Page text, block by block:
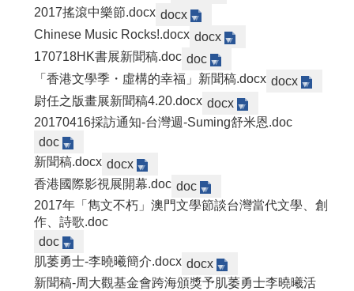
2017搖滾中樂節.docx docx
Chinese Music Rocks!.docx docx
170718HK書展新聞稿.doc doc
「香港文學季・虛構的幸福」新聞稿.docx docx
尉任之版畫展新聞稿4.20.docx docx
20170416採訪通知-台灣週-Suming舒米恩.doc
doc
新聞稿.docx docx
香港國際影視展開幕.doc doc
2017年「雋文不朽」澳門文學節談台灣當代文學、創
作、詩歌.doc
doc
肌萎勇士-李曉曦簡介.docx docx
新聞稿-周大觀基金會跨海頒獎予肌萎勇士李曉曦活